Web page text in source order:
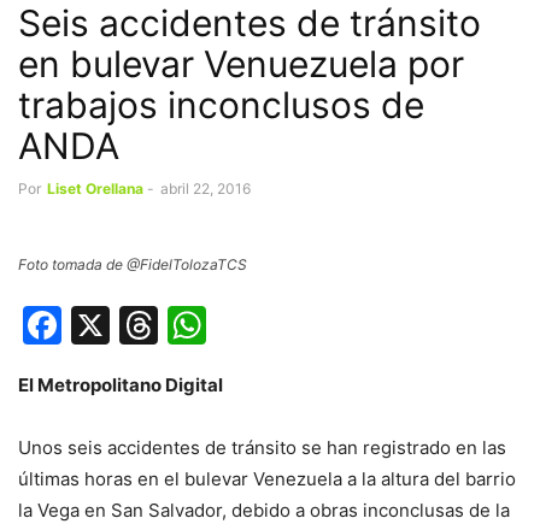
Seis accidentes de tránsito
en bulevar Venuezuela por
trabajos inconclusos de
ANDA
Por Liset Orellana - abril 22, 2016
Foto tomada de @FidelTolozaTCS
Facebook
X Threads
El Metropolitano Digital
Unos seis accidentes de tránsito se han registrado en las
últimas horas en el bulevar Venezuela a la altura del barrio
la Vega en San Salvador, debido a obras inconclusas de la